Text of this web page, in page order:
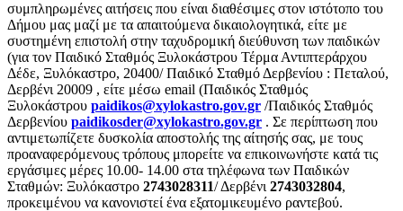
συμπληρωμένες αιτήσεις που είναι διαθέσιμες στον ιστότοπο του
Δήμου μας μαζί με τα απαιτούμενα δικαιολογητικά, είτε με
συστημένη επιστολή στην ταχυδρομική διεύθυνση των παιδικών
(για τον Παιδικό Σταθμός Ξυλοκάστρου Τέρμα Αντιπτεράρχου
Δέδε, Ξυλόκαστρο, 20400/ Παιδικό Σταθμό Δερβενίου : Πεταλού,
Δερβένι 20009 , είτε μέσω email (Παιδικός Σταθμός
Ξυλοκάστρου paidikos@xylokastro.gov.gr /Παιδικός Σταθμός
Δερβενίου paidikosder@xylokastro.gov.gr . Σε περίπτωση που
αντιμετωπίζετε δυσκολία αποστολής της αίτησής σας, με τους
προαναφερόμενους τρόπους μπορείτε να επικοινωνήστε κατά τις
εργάσιμες μέρες 10.00- 14.00 στα τηλέφωνα των Παιδικών
Σταθμών: Ξυλόκαστρο 2743028311/ Δερβένι 2743032804,
προκειμένου να κανονιστεί ένα εξατομικευμένο ραντεβού.